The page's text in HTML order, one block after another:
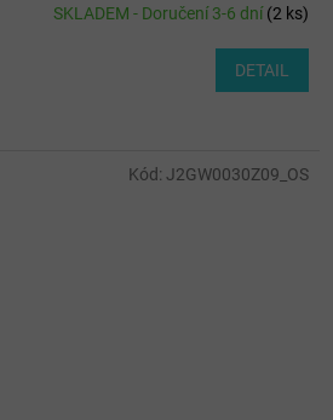
SKLADEM - Doručení 3-6 dní(2 ks)
DETAIL
Kód: J2GW0030Z09_OS